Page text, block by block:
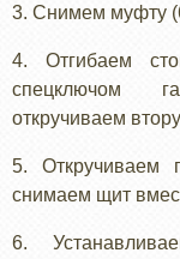
3. Снимем муфту
4. Отгибаем
спецключом
откручиваем
5. Откручиваем
снимаем щит
6.